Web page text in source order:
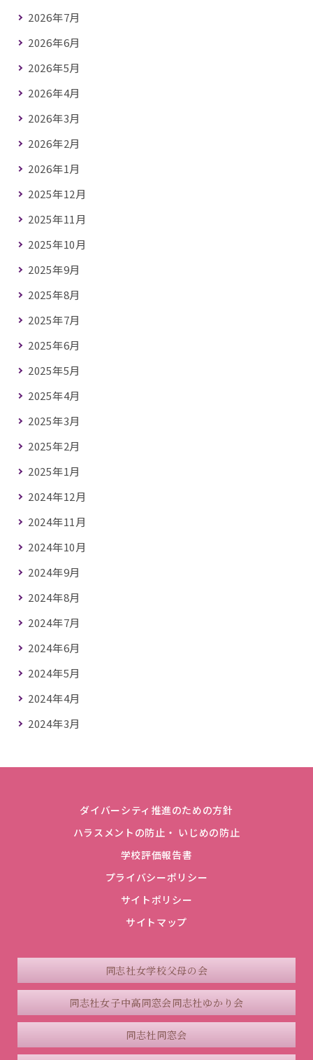
2026年7月
2026年6月
2026年5月
2026年4月
2026年3月
2026年2月
2026年1月
2025年12月
2025年11月
2025年10月
2025年9月
2025年8月
2025年7月
2025年6月
2025年5月
2025年4月
2025年3月
2025年2月
2025年1月
2024年12月
2024年11月
2024年10月
2024年9月
2024年8月
2024年7月
2024年6月
2024年5月
2024年4月
2024年3月
ダイバーシティ推進のための方針
ハラスメントの防止・ いじめの防止
学校評価報告書
プライバシーポリシー
サイトポリシー
サイトマップ
同志社女学校父母の会
同志社女子中高同窓会同志社ゆかり会
同志社同窓会